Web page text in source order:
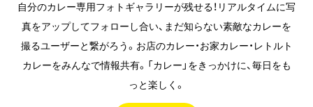
自分のカレー専用フォトギャラリーが残せる！リアルタイムに写
真をアップしてフォローし合い、まだ知らない素敵なカレーを
撮るユーザーと繋がろう。お店のカレー・お家カレー・レトルト
カレーをみんなで情報共有。「カレー」をきっかけに、毎日をも
っと楽しく。